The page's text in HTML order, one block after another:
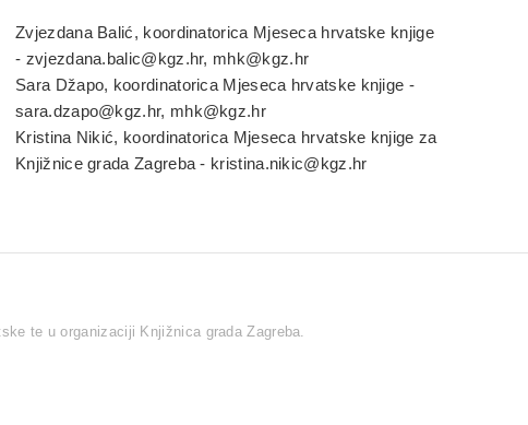
Zvjezdana Balić, koordinatorica Mjeseca hrvatske knjige
- zvjezdana.balic@kgz.hr, mhk@kgz.hr
Sara Džapo, koordinatorica Mjeseca hrvatske knjige -
sara.dzapo@kgz.hr, mhk@kgz.hr
Kristina Nikić, koordinatorica Mjeseca hrvatske knjige za
Knjižnice grada Zagreba - kristina.nikic@kgz.hr
te u organizaciji Knjižnica grada Zagreba.